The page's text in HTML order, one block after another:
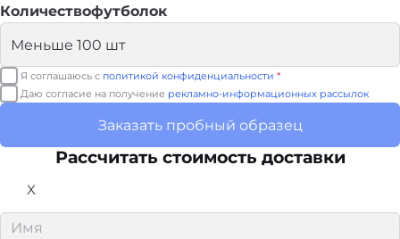
Количествофутболок
Я соглашаюсь с политикой конфиденциальности *
Даю согласие на получение рекламно-информационных рассылок
Заказать пробный образец
Рассчитать стоимость доставки
X